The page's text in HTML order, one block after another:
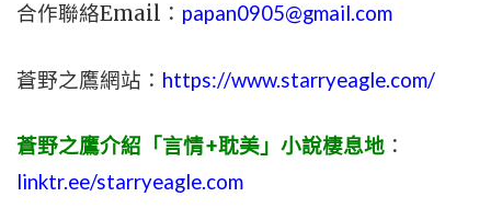
合作聯絡Email： papan0905@gmail.com
蒼野之鷹網站： https://www.starryeagle.com/
蒼野之鷹介紹「言情+耽美」小說棲息地 ：
linktr.ee/starryeagle.com